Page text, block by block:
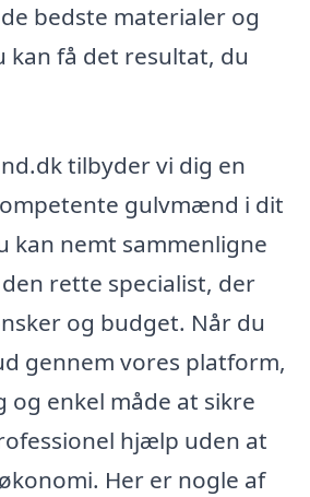
bedste materialer og
kan få det resultat, du
tilbyder vi dig en
gulvmænd i dit
kan nemt sammenligne
rette specialist, der
og budget. Når du
gennem vores platform,
enkel måde at sikre
hjælp uden at
Her er nogle af